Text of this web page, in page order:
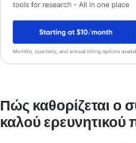
Πώς καθορίζεται ο
καλού ερευνητικού